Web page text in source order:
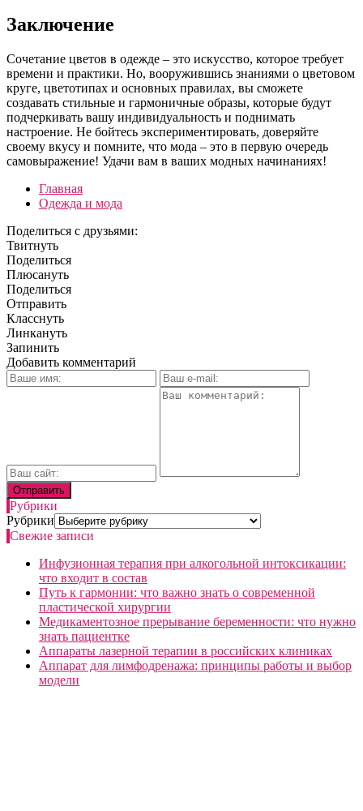
Заключение
Сочетание цветов в одежде – это искусство, которое требует
времени и практики. Но, вооружившись знаниями о цветовом
круге, цветотипах и основных правилах, вы сможете
создавать стильные и гармоничные образы, которые будут
подчеркивать вашу индивидуальность и поднимать
настроение. Не бойтесь экспериментировать, доверяйте
своему вкусу и помните, что мода – это в первую очередь
самовыражение! Удачи вам в ваших модных начинаниях!
Главная
Одежда и мода
Поделиться с друзьями:
Твитнуть
Поделиться
Плюсануть
Поделиться
Отправить
Класснуть
Линкануть
Запинить
Добавить комментарий
Рубрики
Рубрики
Свежие записи
Инфузионная терапия при алкогольной интоксикации:
что входит в состав
Путь к гармонии: что важно знать о современной
пластической хирургии
Медикаментозное прерывание беременности: что нужно
знать пациентке
Аппараты лазерной терапии в российских клиниках
Аппарат для лимфодренажа: принципы работы и выбор
модели